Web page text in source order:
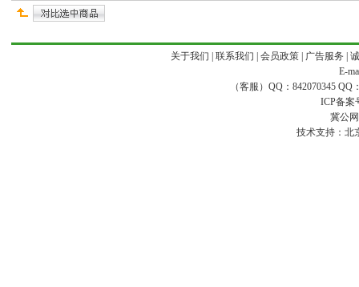
关于我们 联系我们 会员政策| 广告服务
E-
（客服）QQ：842070345 QQ
ICP备案
冀公
技术支持： 北